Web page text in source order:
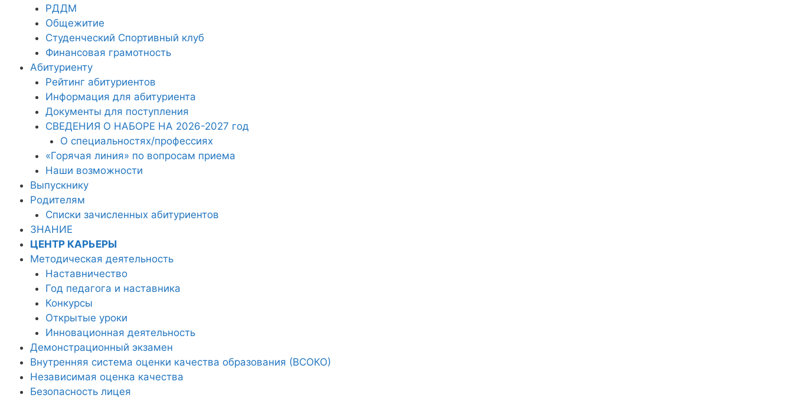
РДДМ
Общежитие
Студенческий Спортивный клуб
Финансовая грамотность
Абитуриенту
Рейтинг абитуриентов
Информация для абитуриента
Документы для поступления
СВЕДЕНИЯ О НАБОРЕ НА 2026-2027 год
О специальностях/профессиях
«Горячая линия» по вопросам приема
Наши возможности
Выпускнику
Родителям
Списки зачисленных абитуриентов
ЗНАНИЕ
ЦЕНТР КАРЬЕРЫ
Методическая деятельность
Наставничество
Год педагога и наставника
Конкурсы
Открытые уроки
Инновационная деятельность
Демонстрационный экзамен
Внутренняя система оценки качества образования (ВСОКО)
Независимая оценка качества
Безопасность лицея